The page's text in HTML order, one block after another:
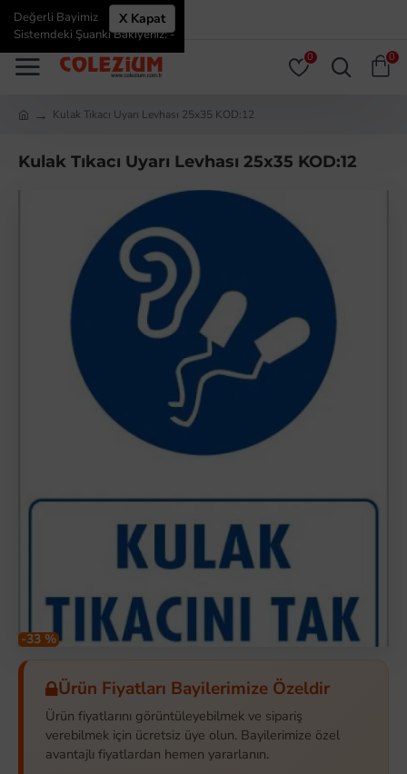
ÜYE GIRIŞI ÜYE OL
0 0
X Kapat
Değerli Bayimiz
Sistemdeki Şuanki Bakiyeniz: -
Kulak Tıkacı Uyarı Levhası 25x35 KOD:12
Kulak Tıkacı Uyarı Levhası 25x35 KOD:12
-33 %
Ürün Fiyatları Bayilerimize Özeldir
Ürün fiyatlarını görüntüleyebilmek ve sipariş
verebilmek için ücretsiz üye olun. Bayilerimize özel
avantajlı fiyatlardan hemen yararlanın.